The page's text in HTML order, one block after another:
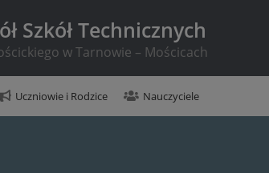
Szkół Technicznych
w Tarnowie – Mościcach
Uczniowie i Rodzice Nauczyciele